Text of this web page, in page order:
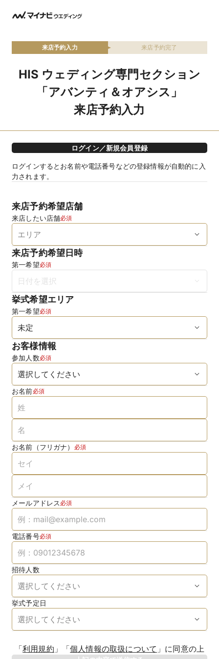
来店予約入力 来店予約完了
HIS ウェディング専門セクション
「アバンティ＆オアシス」
来店予約入力
ログイン／新規会員登録
ログインするとお名前や電話番号などの登録情報が自動的に入
力されます。
来店予約希望店舗
来店したい店舗必須
来店予約希望日時
第一希望必須
挙式希望エリア
第一希望必須
お客様情報
参加人数必須
お名前必須
お名前（フリガナ） 必須
メールアドレス 必須
電話番号必須
招待人数
挙式予定日
年
「利用規約 」 「個人情報の取扱について 」 に同意の上